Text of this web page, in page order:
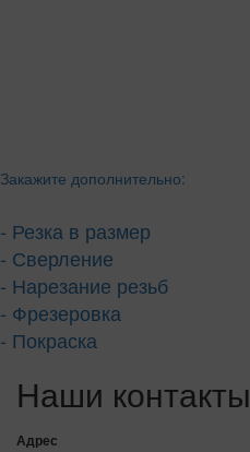
Закажите дополнительно:
- Резка в размер
- Сверление
- Нарезание резьб
- Фрезеровка
- Покраска
Наши контакты
Адрес